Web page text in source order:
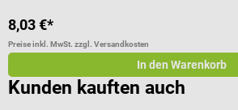
8,03 €*
Preise inkl. MwSt. zzgl. Versandkosten
In den Warenkorb
Kunden kauften auch